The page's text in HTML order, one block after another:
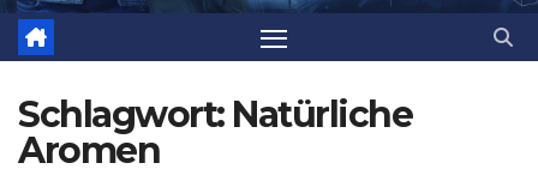
Schlagwort: Natürliche
Aromen